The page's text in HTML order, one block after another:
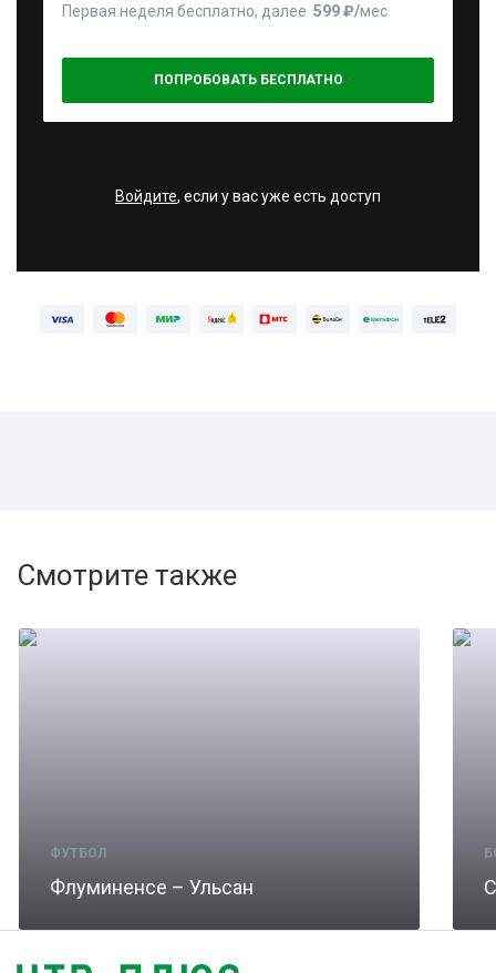
Первая неделя бесплатно, далее 599 ₽⁠/⁠мес
ПОПРОБОВАТЬ БЕСПЛАТНО
Войдите, если у вас уже есть доступ
Смотрите также
ФУТБОЛ
Флуминенсе – Ульсан